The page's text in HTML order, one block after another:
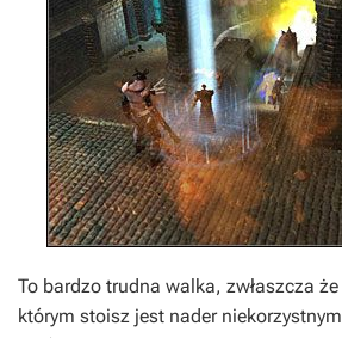
To bardzo trudna walka, zwłaszcza
którym stoisz jest nader